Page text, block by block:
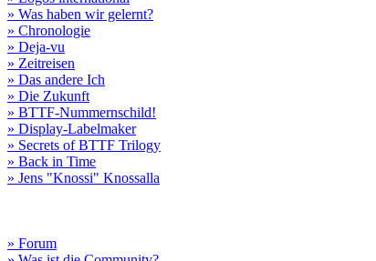
» Was haben wir gelernt?
» Chronologie
» Deja-vu
» Zeitreisen
» Das andere Ich
» Die Zukunft
» BTTF-Nummernschild!
» Display-Labelmaker
» Secrets of BTTF Trilogy
» Back in Time
» Jens "Knossi" Knossalla
» Forum